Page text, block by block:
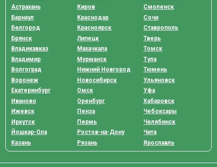
Астрахань
Барнаул
Белгород
Брянск
Владикавказ
Владимир
Волгоград
Воронеж
Екатеринбург
Иваново
Ижевск
Иркутск
Йошкар-Ола
Казань
Киров
Краснодар
Красноярск
Липецк
Махачкала
Мурманск
Нижний Новгород
Новосибирск
Омск
Оренбург
Пенза
Пермь
Ростов-на-Дону
Рязань
Смоленск
Сочи
Ставрополь
Тверь
Томск
Тула
Тюмень
Ульяновск
Уфа
Хабаровск
Чебоксары
Челябинск
Чита
Ярославль